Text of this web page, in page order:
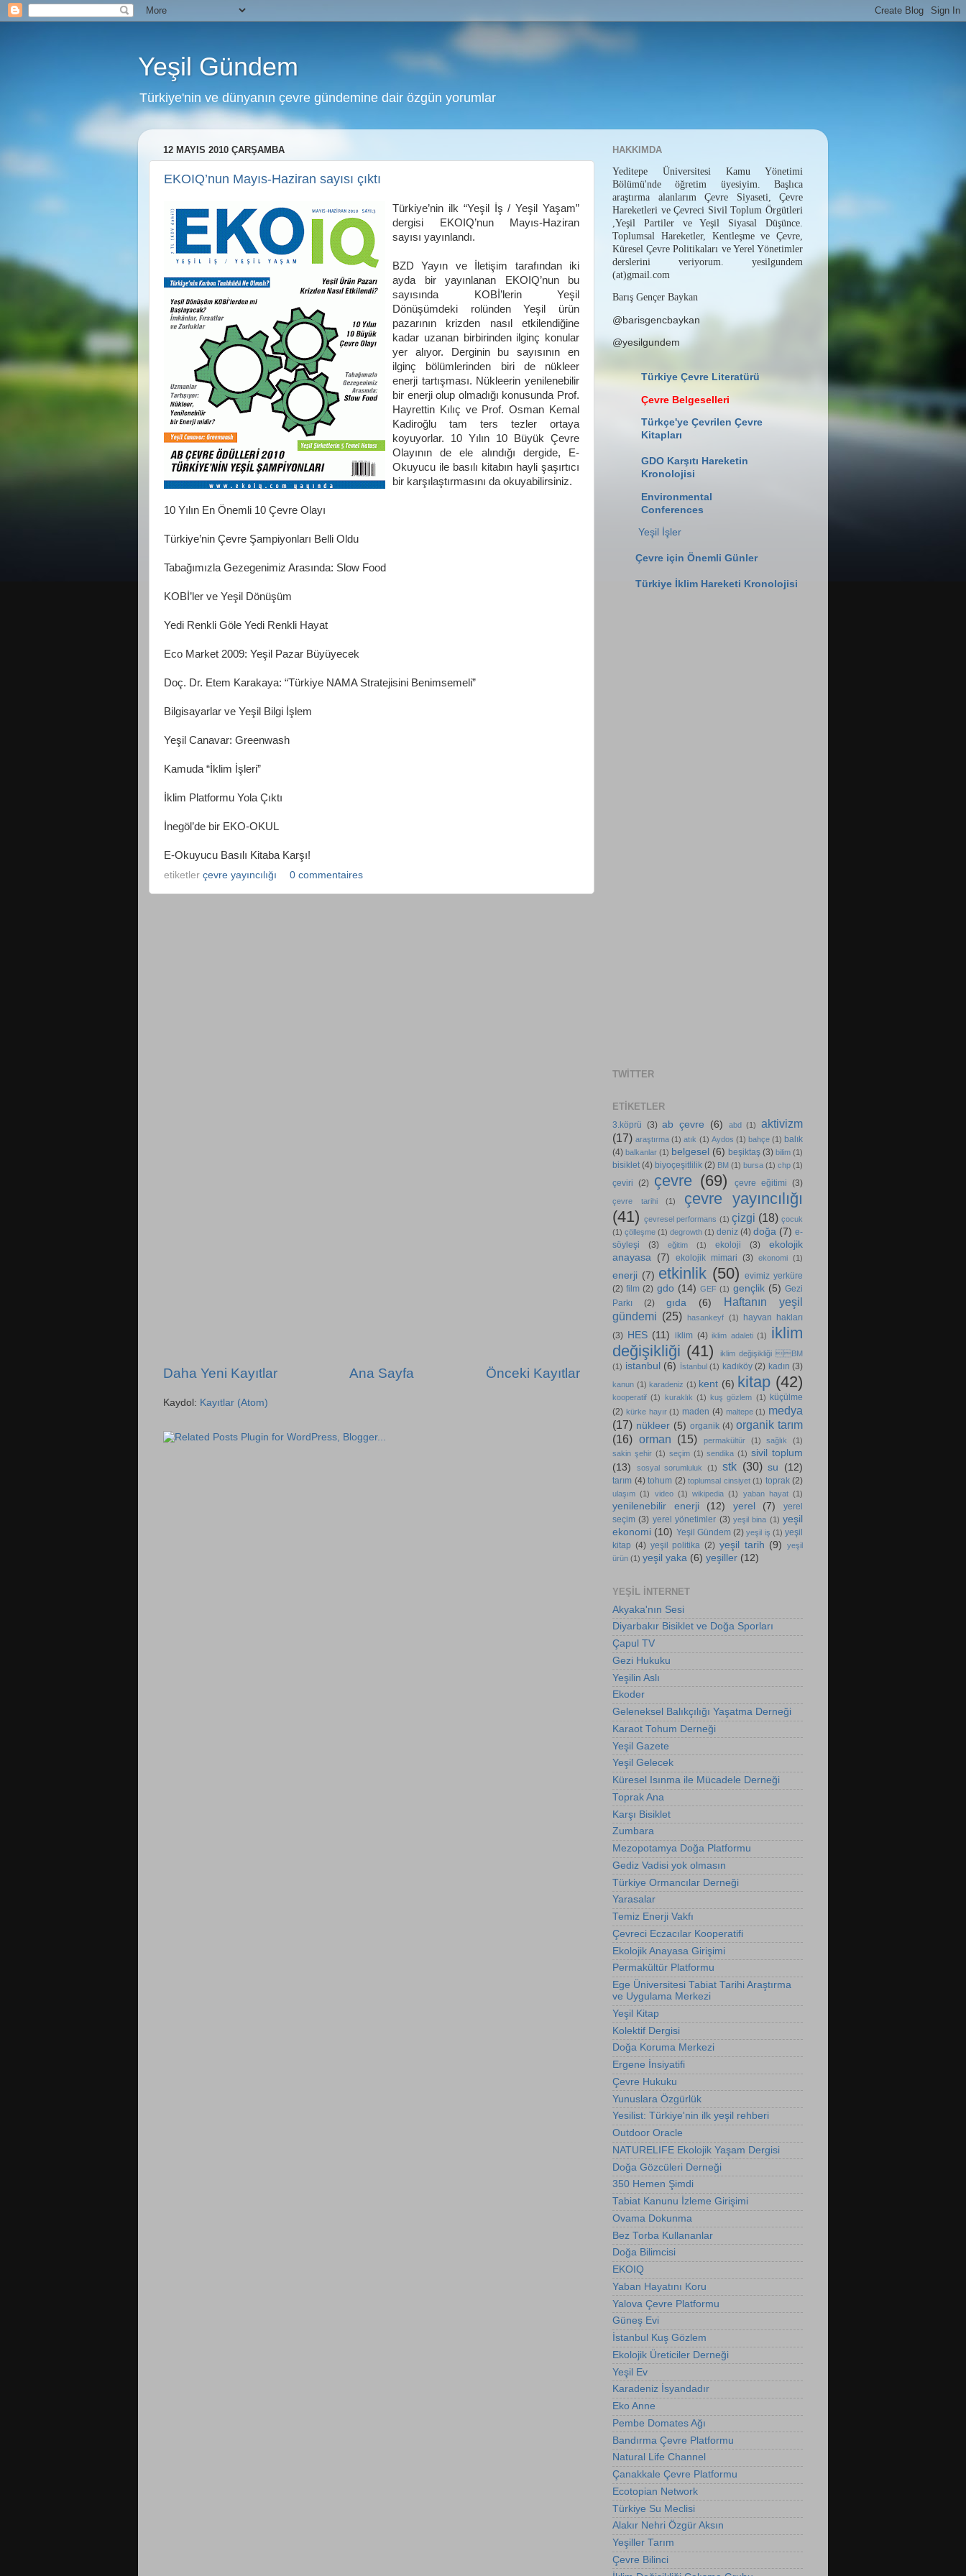
Yeşil Gündem
Türkiye'nin ve dünyanın çevre gündemine dair özgün yorumlar
12 MAYIS 2010 ÇARŞAMBA
EKOIQ’nun Mayıs-Haziran sayısı çıktı
Türkiye’nin ilk “Yeşil İş / Yeşil Yaşam”
dergisi EKOIQ’nun Mayıs-Haziran
sayısı yayınlandı.
BZD Yayın ve İletişim tarafından iki
ayda bir yayınlanan EKOIQ’nun bu
sayısında KOBİ’lerin Yeşil
Dönüşümdeki rolünden Yeşil ürün
pazarının krizden nasıl etkilendiğine
kadar uzanan birbirinden ilginç konular
yer alıyor. Derginin bu sayısının en
ilginç bölümlerinden biri de nükleer
enerji tartışması. Nükleerin yenilenebilir
bir enerji olup olmadığı konusunda Prof.
Hayrettin Kılıç ve Prof. Osman Kemal
Kadiroğlu tam ters tezler ortaya
koyuyorlar. 10 Yılın 10 Büyük Çevre
Olayının de ele alındığı dergide, E-
Okuyucu ile basılı kitabın hayli şaşırtıcı
bir karşılaştırmasını da okuyabilirsiniz.
10 Yılın En Önemli 10 Çevre Olayı
Türkiye’nin Çevre Şampiyonları Belli Oldu
Tabağımızla Gezegenimiz Arasında: Slow Food
KOBİ’ler ve Yeşil Dönüşüm
Yedi Renkli Göle Yedi Renkli Hayat
Eco Market 2009: Yeşil Pazar Büyüyecek
Doç. Dr. Etem Karakaya: “Türkiye NAMA Stratejisini Benimsemeli”
Bilgisayarlar ve Yeşil Bilgi İşlem
Yeşil Canavar: Greenwash
Kamuda “İklim İşleri”
İklim Platformu Yola Çıktı
İnegöl’de bir EKO-OKUL
E-Okuyucu Basılı Kitaba Karşı!
etiketler çevre yayıncılığı 0 commentaires
Daha Yeni Kayıtlar Önceki Kayıtlar
Ana Sayfa
Kaydol: Kayıtlar (Atom)
HAKKIMDA
Yeditepe Üniversitesi Kamu Yönetimi
Bölümü'nde öğretim üyesiyim. Başlıca
araştırma alanlarım Çevre Siyaseti, Çevre
Hareketleri ve Çevreci Sivil Toplum Örgütleri
,Yeşil Partiler ve Yeşil Siyasal Düşünce.
Toplumsal Hareketler, Kentleşme ve Çevre,
Küresel Çevre Politikaları ve Yerel Yönetimler
derslerini veriyorum. yesilgundem
(at)gmail.com
Barış Gençer Baykan
@barisgencbaykan
@yesilgundem
Türkiye Çevre Literatürü
Çevre Belgeselleri
Türkçe'ye Çevrilen Çevre
Kitapları
GDO Karşıtı Hareketin
Kronolojisi
Environmental
Conferences
Yeşil İşler
Çevre için Önemli Günler
Türkiye İklim Hareketi Kronolojisi
TWITTER
ETIKETLER
3.köprü (3) ab çevre (6) abd (1)
aktivizm
(17) araştırma (1) atık (1) Aydos (1) bahçe (1) balık
(4) balkanlar (1) belgesel (6) beşiktaş (3) bilim (1)
bisiklet (4) biyoçeşitlilik (2) BM (1) bursa (1) chp (1)
çeviri (2) çevre (69) çevre eğitimi (3)
çevre tarihi (1)
çevre yayıncılığı
(41) çevresel performans (1) çizgi (18) çocuk
(1) çölleşme (1) degrowth (1) deniz (4) doğa (7) e-
söyleşi
(3) eğitim (1) ekoloji (3)
ekolojik
anayasa
(7) ekolojik mimari (3) ekonomi (1)
enerji (7) etkinlik (50)
evimiz yerküre
(2) film (2) gdo (14) GEF (1) gençlik (5) Gezi
Parkı
(2) gıda (6)
Haftanın yeşil
gündemi (25) hasankeyf (1)
hayvan hakları
(3) HES (11) iklim (4) iklim adaleti (1)
iklim
değişikliği (41)
iklim değişikliği BM
(1) istanbul (6) İstanbul (1) kadıköy (2) kadın (3)
kanun (1) karadeniz (1) kent (6) kitap (42)
kooperatif (1) kuraklık (1) kuş gözlem (1) küçülme
(2) kürke hayır (1) maden (4) maltepe (1) medya
(17) nükleer (5) organik (4) organik tarım
(16) orman (15) permakültür (1) sağlık
(1)
sakin şehir (1) seçim (1) sendika (1) sivil toplum
(13)
sosyal sorumluluk (1) stk (30) su (12)
tarım (4) tohum (2) toplumsal cinsiyet (1) toprak (2)
ulaşım (1) video (1) wikipedia (1) yaban hayat (1)
yenilenebilir enerji (12) yerel (7)
yerel
seçim (3) yerel yönetimler (3) yeşil bina (1) yeşil
ekonomi (10) Yeşil Gündem (2) yeşil iş (1) yeşil
kitap (4) yeşil politika (2) yeşil tarih (9)
yeşil
ürün (1) yeşil yaka (6) yeşiller (12)
YEŞIL INTERNET
Akyaka'nın Sesi
Diyarbakır Bisiklet ve Doğa Sporları
Çapul TV
Gezi Hukuku
Yeşilin Aslı
Ekoder
Geleneksel Balıkçılığı Yaşatma Derneği
Karaot Tohum Derneği
Yeşil Gazete
Yeşil Gelecek
Küresel Isınma ile Mücadele Derneği
Toprak Ana
Karşı Bisiklet
Zumbara
Mezopotamya Doğa Platformu
Gediz Vadisi yok olmasın
Türkiye Ormancılar Derneği
Yarasalar
Temiz Enerji Vakfı
Çevreci Eczacılar Kooperatifi
Ekolojik Anayasa Girişimi
Permakültür Platformu
Ege Üniversitesi Tabiat Tarihi Araştırma
ve Uygulama Merkezi
Yeşil Kitap
Kolektif Dergisi
Doğa Koruma Merkezi
Ergene İnsiyatifi
Çevre Hukuku
Yunuslara Özgürlük
Yesilist: Türkiye'nin ilk yeşil rehberi
Outdoor Oracle
NATURELIFE Ekolojik Yaşam Dergisi
Doğa Gözcüleri Derneği
350 Hemen Şimdi
Tabiat Kanunu İzleme Girişimi
Ovama Dokunma
Bez Torba Kullananlar
Doğa Bilimcisi
EKOIQ
Yaban Hayatını Koru
Yalova Çevre Platformu
Güneş Evi
İstanbul Kuş Gözlem
Ekolojik Üreticiler Derneği
Yeşil Ev
Karadeniz İsyandadır
Eko Anne
Pembe Domates Ağı
Bandırma Çevre Platformu
Natural Life Channel
Çanakkale Çevre Platformu
Ecotopian Network
Türkiye Su Meclisi
Alakır Nehri Özgür Aksın
Yeşiller Tarım
Çevre Bilinci